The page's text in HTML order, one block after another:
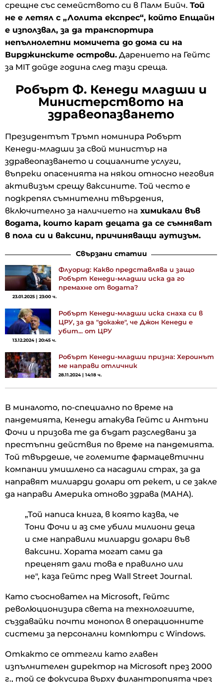
срещне със семейството си в Палм Бийч. Той
не е летял с „Лолита експрес“, който Епщайн
е използвал, за да транспортира
непълнолетни момичета до дома си на
Вирджинските острови. Дарението на Гейтс
за MIT дойде година след тази среща.
Робърт Ф. Кенеди младши и
Министерството на
здравеопазването
Президентът Тръмп номинира Робърт
Кенеди-младши за свой министър на
здравеопазването и социалните услуги,
въпреки опасенията на някои относно неговия
активизъм срещу ваксините. Той често е
подкрепял съмнителни твърдения,
включително за наличието на химикали във
водата, които карат децата да се съмняват
в пола си и ваксини, причиняващи аутизъм.
Свързани статии
Флуорид: Какво представлява и защо
Робърт Кенеди-младши иска да го
премахне от водата?
23.01.2025 | 23:00 ч.
Робърт Кенеди-младши иска снаха си в
ЦРУ, за да "докаже", че Джон Кенеди е
убит... от ЦРУ
13.12.2024 | 20:45 ч.
Робърт Кенеди-младши призна: Хероинът
ме направи отличник
28.11.2024 | 14:18 ч.
В миналото, по-специално по време на
пандемията, Кенеди атакува Гейтс и Антъни
Фочи и призова те да бъдат разследвани за
престъпни действия по време на пандемията.
Той твърдеше, че големите фармацевтични
компании умишлено са насадили страх, за да
направят милиарди долари от рекет, и се закле
да направи Америка отново здрава (MAHA).
„Той написа книга, в която казва, че
Тони Фочи и аз сме убили милиони деца
и сме направили милиарди долари във
ваксини. Хората могат сами да
преценят дали това е правилно или
не", каза Гейтс пред Wall Street Journal.
Като съосновател на Microsoft, Гейтс
революционизира света на технологиите,
създавайки почти монопол в операционните
системи за персонални компютри с Windows.
Откакто се оттегли като главен
изпълнителен директор на Microsoft през 2000
г., той се фокусира върху филантропията чрез